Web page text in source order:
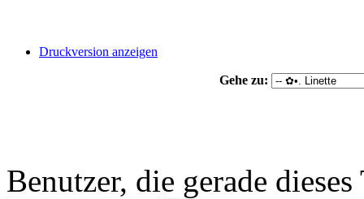
Druckversion anzeigen
Gehe zu:
Benutzer, die gerade